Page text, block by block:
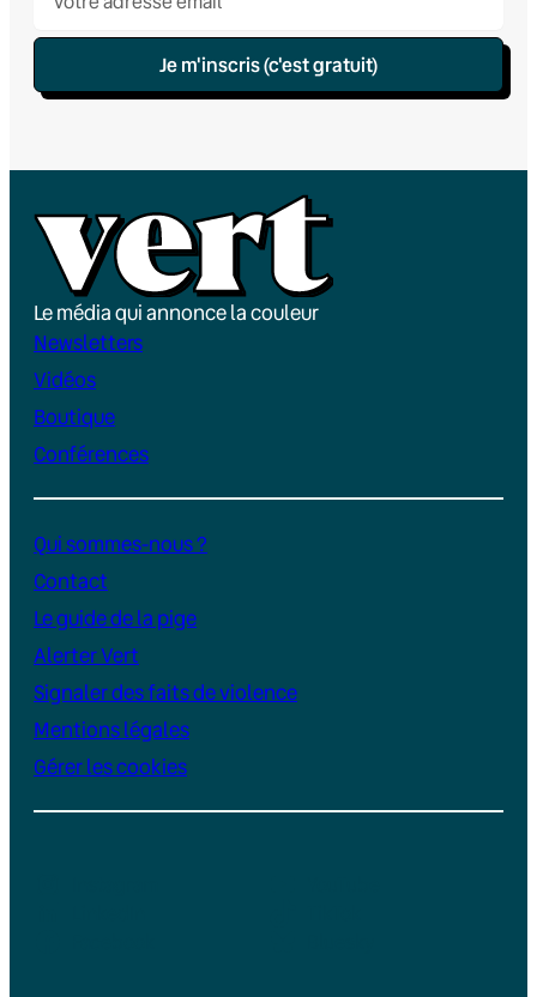
Je m'inscris (c'est gratuit)
Le média qui annonce la couleur
Newsletters
Vidéos
Boutique
Conférences
Qui sommes-nous ?
Contact
Le guide de la pige
Alerter Vert
Signaler des faits de violence
Mentions légales
Gérer les cookies